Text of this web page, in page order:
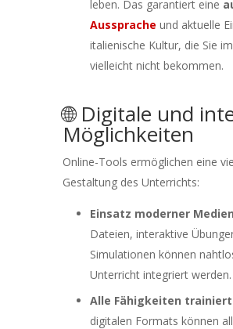
leben. Das garantiert eine
Aussprache und aktuelle
italienische Kultur, die Sie
vielleicht nicht bekommen.
🌐 Digitale und
Möglichkeiten
Online-Tools ermöglichen eine
Gestaltung des Unterrichts:
Einsatz moderner
Dateien, interaktive
Simulationen können
Unterricht integriert werden.
Alle Fähigkeiten
digitalen Formats können